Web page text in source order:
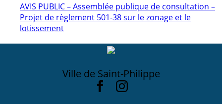
AVIS PUBLIC – Assemblée publique de consultation –
Projet de règlement 501-38 sur le zonage et le
lotissement
Ville de Saint-Philippe